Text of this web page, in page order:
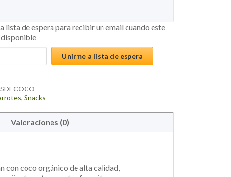
lista de espera para recibir un email cuando este
Unirme a lista de espera
,Snacks
Valoraciones (0)
con coco orgánico de alta calidad,